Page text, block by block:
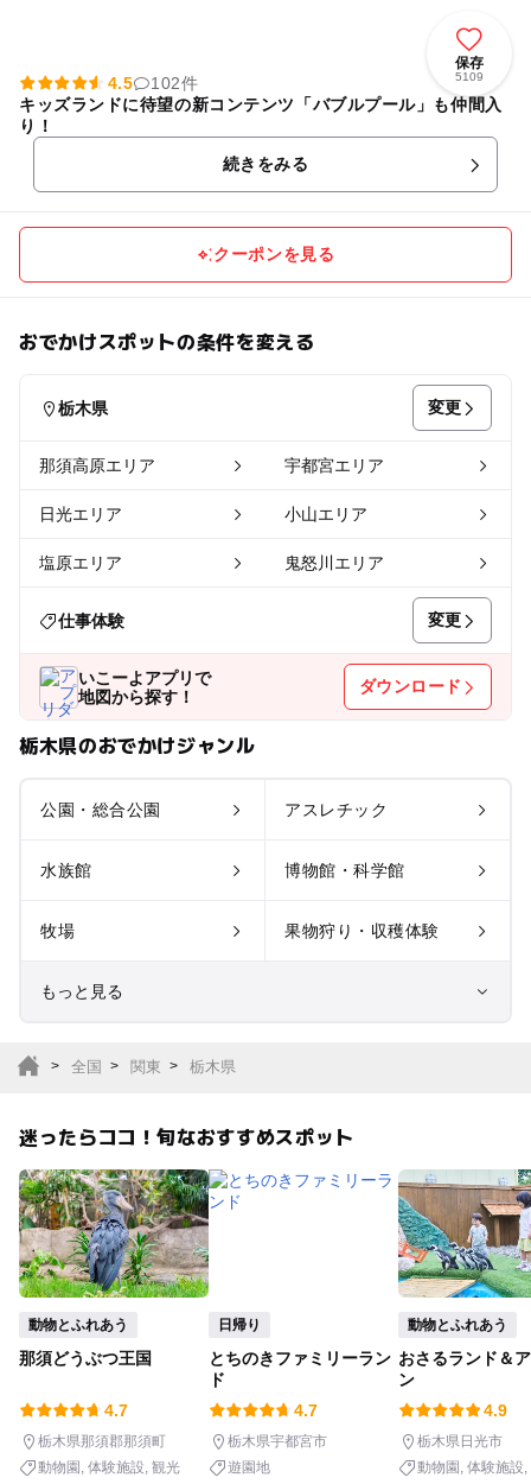
保存
5109
4.5
102件
キッズランドに待望の新コンテンツ「バブルプール」も仲間入
り！
続きをみる
クーポンを見る
おでかけスポットの条件を変える
栃木県 変更
那須高原エリア 宇都宮エリア
日光エリア 小山エリア
塩原エリア 鬼怒川エリア
仕事体験 変更
いこーよアプリで
地図から探す！
ダウンロード
栃木県のおでかけジャンル
公園・総合公園 アスレチック
水族館 博物館・科学館
牧場 果物狩り・収穫体験
もっと見る
サファリパーク
植物園・フラワーパー
ク
キャンプ場
釣り
潮干狩り 社会見学
全国 関東 栃木県
迷ったらココ！旬なおすすめスポット
動物とふれあう
那須どうぶつ王国
4.7
栃木県那須郡那須町
動物園 体験施設 観光
日帰り
とちのきファミリーラン
ド
4.7
栃木県宇都宮市
遊園地
動物とふれあう
おさるランド＆
ン
4.9
栃木県日光市
動物園 体験施設